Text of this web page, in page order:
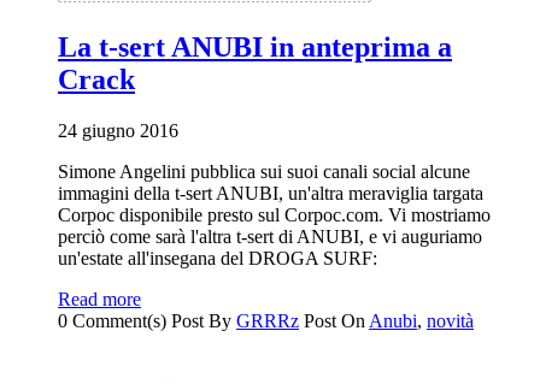
La t-sert ANUBI in anteprima a
Crack
24 giugno 2016
Simone Angelini pubblica sui suoi canali social alcune
immagini della t-sert ANUBI, un'altra meraviglia targata
Corpoc disponibile presto sul Corpoc.com. Vi mostriamo
perciò come sarà l'altra t-sert di ANUBI, e vi auguriamo
un'estate all'insegana del DROGA SURF:
Read more
0 Comment(s) Post By GRRRz Post On Anubi, novità